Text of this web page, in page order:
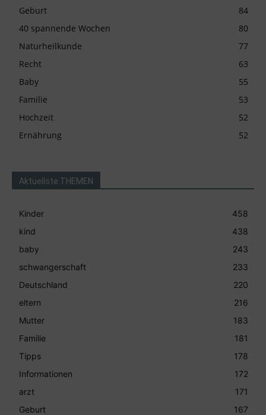
Geburt
84
40 spannende Wochen
80
Naturheilkunde
77
Recht
63
Baby
55
Familie
53
Hochzeit
52
Ernährung
52
Aktuellste THEMEN
Kinder
458
kind
438
baby
243
schwangerschaft
233
Deutschland
220
eltern
216
Mutter
183
Familie
181
Tipps
178
Informationen
172
arzt
171
Geburt
167